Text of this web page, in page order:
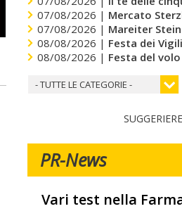
07/08/2026 | Mercato
07/08/2026 | Mareiter
08/08/2026 | Festa dei
08/08/2026 | Festa del volo
- TUTTE LE CATEGORIE -
PR-News
Vari test nella